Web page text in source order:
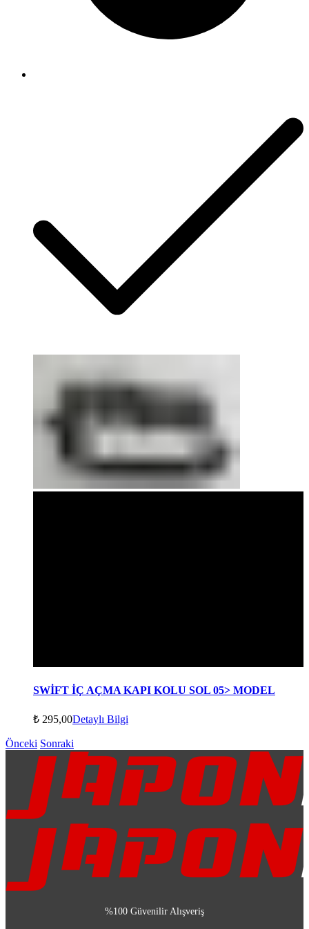
SWİFT İÇ AÇMA KAPI KOLU SOL 05> MODEL
₺ 295,00Detaylı Bilgi
Önceki Sonraki
%100 Güvenilir Alışveriş